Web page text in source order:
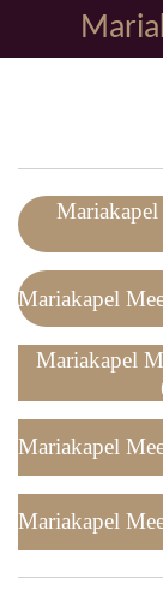
direct
Mariakapel
Mariakapel
Mariakapel
Mariakapel